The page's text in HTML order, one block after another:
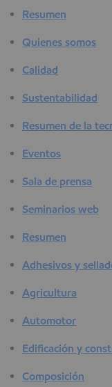
Resumen
Quienes somos
Calidad
Sustentabilidad
Resumen de la
Eventos
Sala de prensa
Seminarios web
Resumen
Adhesivos y
Agricultura
Automotor
Edificación y
Composición